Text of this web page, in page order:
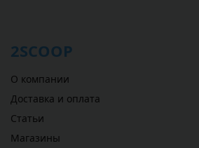
2SCOOP
О компании
Доставка и оплата
Статьи
Магазины